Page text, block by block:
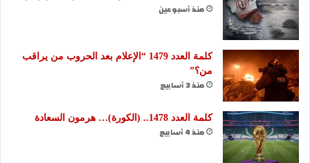
منذ أسبوعين
كلمة العدد 1479 “الإعلام بعد الحروب من يراقب
من؟”
منذ 3 أسابيع
كلمة العدد 1478.. (الكورة)… هرمون السعادة
منذ 4 أسابيع